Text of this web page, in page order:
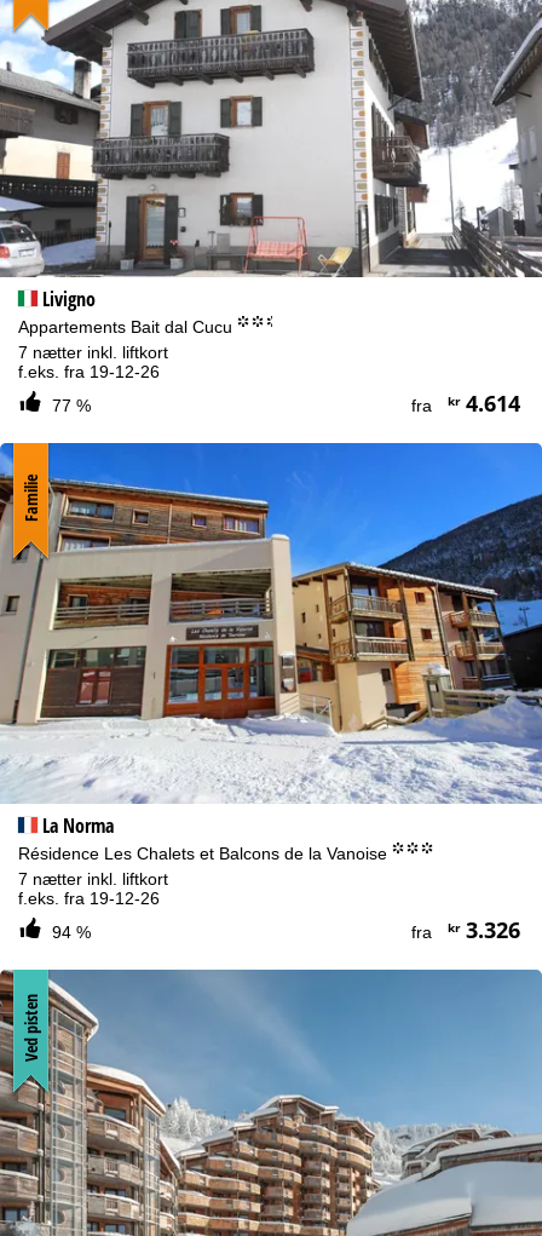
Livigno
Appartements Bait dal Cucu °°.
7 nætter inkl. liftkort
f.eks. fra 19-12-26
77 %
fra kr4.614
La Norma
Résidence Les Chalets et Balcons de la Vanoise °°°
7 nætter inkl. liftkort
f.eks. fra 19-12-26
94 %
fra kr3.326
Familie
Ved pisten